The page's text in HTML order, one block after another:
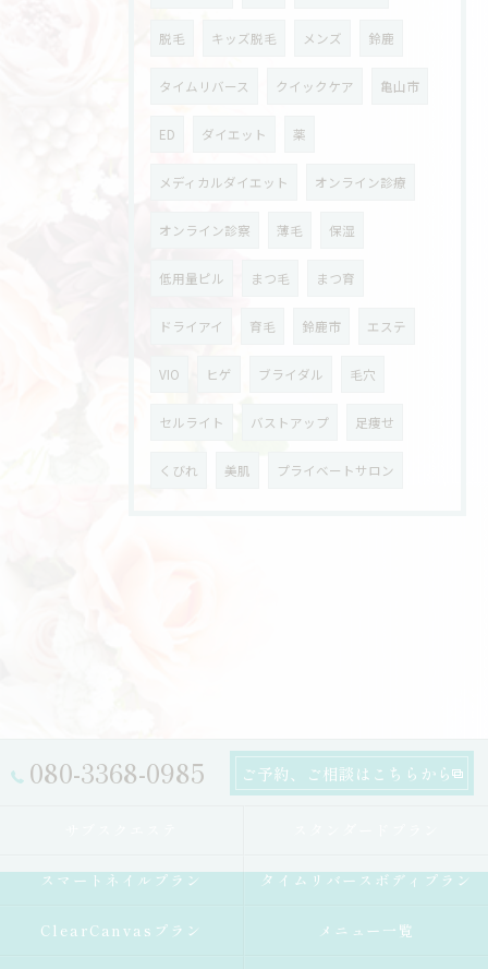
脱毛 キッズ脱毛 メンズ 鈴鹿
タイムリバース クイックケア 亀山市
ED ダイエット 薬
メディカルダイエット オンライン診療
オンライン診察 薄毛 保湿
低用量ピル まつ毛 まつ育
ドライアイ 育毛 鈴鹿市 エステ
VIO ヒゲ ブライダル 毛穴
セルライト バストアップ 足痩せ
くびれ 美肌 プライベートサロン
080-3368-0985 ご予約、ご相談はこちらから
スマートネイルプラン タイムリバースボディプラン
ClearCanvasプラン メニュー一覧